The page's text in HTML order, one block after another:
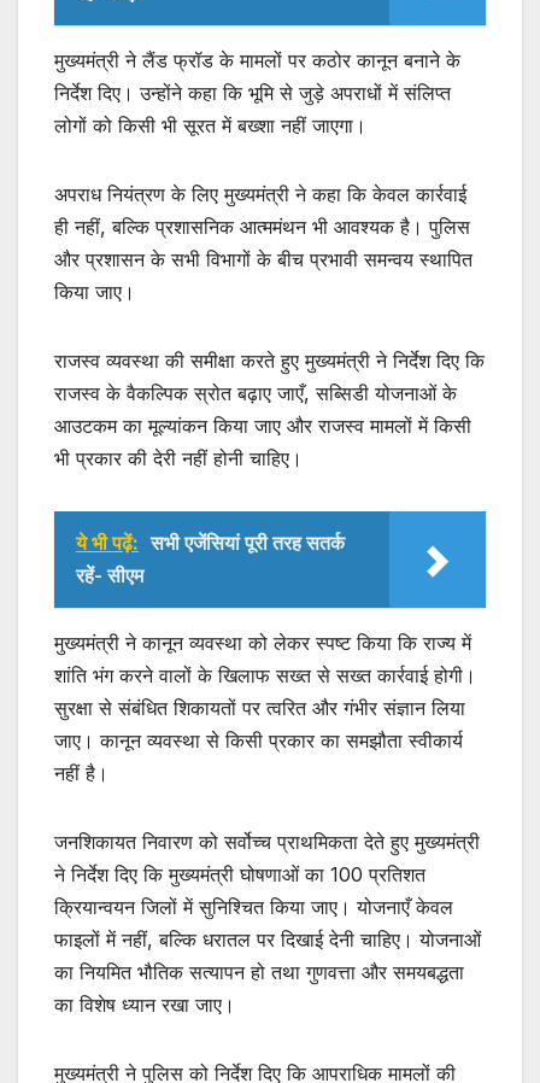
मुख्यमंत्री ने लैंड फ्रॉड के मामलों पर कठोर कानून बनाने के
निर्देश दिए। उन्होंने कहा कि भूमि से जुड़े अपराधों में संलिप्त
लोगों को किसी भी सूरत में बख्शा नहीं जाएगा।
अपराध नियंत्रण के लिए मुख्यमंत्री ने कहा कि केवल कार्रवाई
ही नहीं, बल्कि प्रशासनिक आत्ममंथन भी आवश्यक है। पुलिस
और प्रशासन के सभी विभागों के बीच प्रभावी समन्वय स्थापित
किया जाए।
राजस्व व्यवस्था की समीक्षा करते हुए मुख्यमंत्री ने निर्देश दिए कि
राजस्व के वैकल्पिक स्रोत बढ़ाए जाएँ, सब्सिडी योजनाओं के
आउटकम का मूल्यांकन किया जाए और राजस्व मामलों में किसी
भी प्रकार की देरी नहीं होनी चाहिए।
ये भी पढ़ें: सभी एजेंसियां पूरी तरह सतर्क
रहें- सीएम
मुख्यमंत्री ने कानून व्यवस्था को लेकर स्पष्ट किया कि राज्य में
शांति भंग करने वालों के खिलाफ सख्त से सख्त कार्रवाई होगी।
सुरक्षा से संबंधित शिकायतों पर त्वरित और गंभीर संज्ञान लिया
जाए। कानून व्यवस्था से किसी प्रकार का समझौता स्वीकार्य
नहीं है।
जनशिकायत निवारण को सर्वोच्च प्राथमिकता देते हुए मुख्यमंत्री
ने निर्देश दिए कि मुख्यमंत्री घोषणाओं का 100 प्रतिशत
क्रियान्वयन जिलों में सुनिश्चित किया जाए। योजनाएँ केवल
फाइलों में नहीं, बल्कि धरातल पर दिखाई देनी चाहिए। योजनाओं
का नियमित भौतिक सत्यापन हो तथा गुणवत्ता और समयबद्धता
का विशेष ध्यान रखा जाए।
मुख्यमंत्री ने पुलिस को निर्देश दिए कि आपराधिक मामलों की